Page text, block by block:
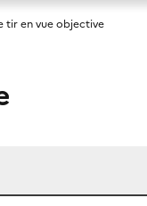
tir en vue objective